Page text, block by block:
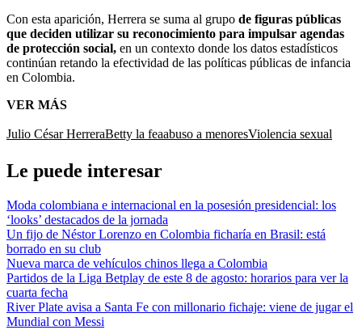
Con esta aparición, Herrera se suma al grupo de figuras públicas
que deciden utilizar su reconocimiento para impulsar agendas
de protección social, en un contexto donde los datos estadísticos
continúan retando la efectividad de las políticas públicas de infancia
en Colombia.
VER MÁS
Julio César HerreraBetty la feaabuso a menoresViolencia sexual
Le puede interesar
Moda colombiana e internacional en la posesión presidencial: los
‘looks’ destacados de la jornada
Un fijo de Néstor Lorenzo en Colombia ficharía en Brasil: está
borrado en su club
Nueva marca de vehículos chinos llega a Colombia
Partidos de la Liga Betplay de este 8 de agosto: horarios para ver la
cuarta fecha
River Plate avisa a Santa Fe con millonario fichaje: viene de jugar el
Mundial con Messi